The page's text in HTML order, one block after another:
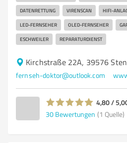
DATENRETTUNG VIRENSCAN HIFI-
LED-FERNSEHER OLED-FERNSEHER
ESCHWEILER REPARATURDIENST
Kirchstraße 22A, 39576
fernseh-doktor@outlook.com
4,80 /
30 Bewertungen (1 Quelle)